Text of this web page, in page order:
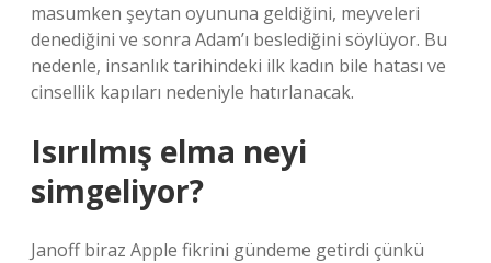
masumken şeytan oyununa geldiğini, meyveleri
denediğini ve sonra Adam’ı beslediğini söylüyor. Bu
nedenle, insanlık tarihindeki ilk kadın bile hatası ve
cinsellik kapıları nedeniyle hatırlanacak.
Isırılmış elma neyi
simgeliyor?
Janoff biraz Apple fikrini gündeme getirdi çünkü